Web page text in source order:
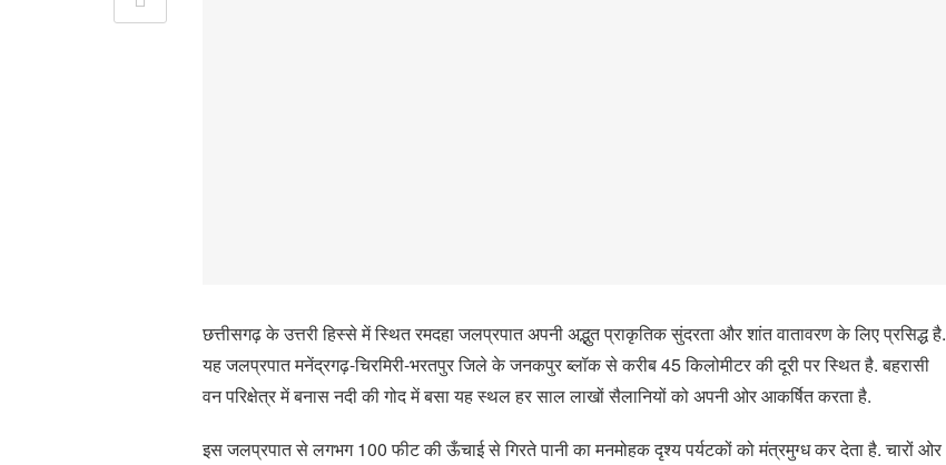
छत्तीसगढ़ के उत्तरी हिस्से में स्थित रमदहा जलप्रपात अपनी अद्भुत प्राकृतिक सुंदरता और शांत वातावरण के लिए प्रसिद्ध है.
यह जलप्रपात मनेंद्रगढ़-चिरमिरी-भरतपुर जिले के जनकपुर ब्लॉक से करीब 45 किलोमीटर की दूरी पर स्थित है. बहरासी
वन परिक्षेत्र में बनास नदी की गोद में बसा यह स्थल हर साल लाखों सैलानियों को अपनी ओर आकर्षित करता है.
इस जलप्रपात से लगभग 100 फीट की ऊँचाई से गिरते पानी का मनमोहक दृश्य पर्यटकों को मंत्रमुग्ध कर देता है. चारों ओर